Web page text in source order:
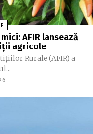
AFIR lansează
agricole
Rurale (AFIR) a